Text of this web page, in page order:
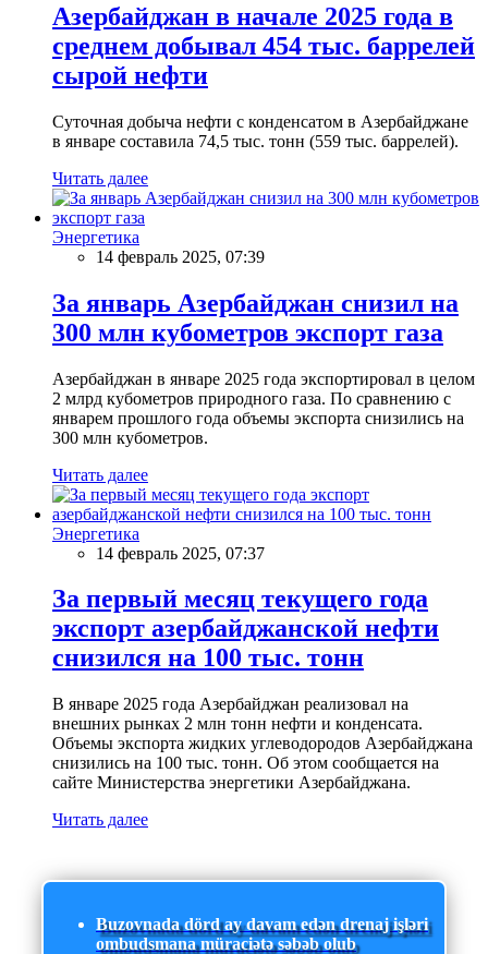
Азербайджан в начале 2025 года в
среднем добывал 454 тыс. баррелей
сырой нефти
Суточная добыча нефти с конденсатом в Азербайджане
в январе составила 74,5 тыс. тонн (559 тыс. баррелей).
Читать далее
Энергетика
14 февраль 2025, 07:39
За январь Азербайджан снизил на
300 млн кубометров экспорт газа
Азербайджан в январе 2025 года экспортировал в целом
2 млрд кубометров природного газа. По сравнению с
январем прошлого года объемы экспорта снизились на
300 млн кубометров.
Читать далее
Энергетика
14 февраль 2025, 07:37
За первый месяц текущего года
экспорт азербайджанской нефти
снизился на 100 тыс. тонн
В январе 2025 года Азербайджан реализовал на
внешних рынках 2 млн тонн нефти и конденсата.
Объемы экспорта жидких углеводородов Азербайджана
снизились на 100 тыс. тонн. Об этом сообщается на
сайте Министерства энергетики Азербайджана.
Читать далее
Buzovnada dörd ay davam edən drenaj işləri
ombudsmana müraciətə səbəb olub